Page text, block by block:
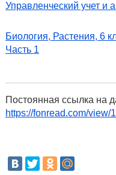
Управленческий учет и
Биология, Растения, 6
Часть 1
Постоянная ссылка на
https://fonread.com/view/